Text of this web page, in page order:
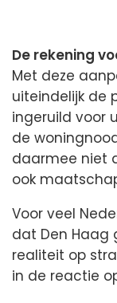
De rekening
Met deze
uiteindelijk de
ingeruild voor
de
daarmee niet
ook
Voor veel
dat Den Haag
realiteit op
in de reactie